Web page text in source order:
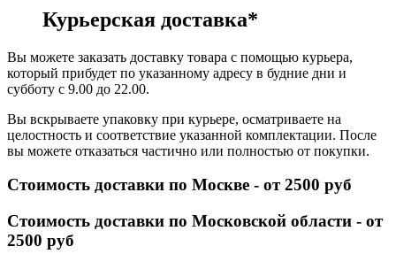
Курьерская доставка*
Вы можете заказать доставку товара с помощью курьера,
который прибудет по указанному адресу в будние дни и
субботу с 9.00 до 22.00.
Вы вскрываете упаковку при курьере, осматриваете на
целостность и соответствие указанной комплектации. После
вы можете отказаться частично или полностью от покупки.
Стоимость доставки по Москве - от 2500 руб
Стоимость доставки по Московской области - от
2500 руб